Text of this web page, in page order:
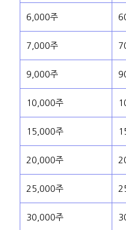
6,000주
7,000주
9,000주
10,000주
15,000주
20,000주
25,000주
30,000주